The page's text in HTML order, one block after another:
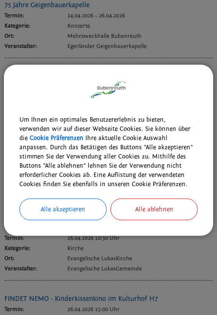
75 Jahre Geigenbauerkapelle
Termin: 24.04.2026 – 26.04.2026
Kategorie:
Konzerte
Ort:
Mehrzweckhalle Bubenreuth
Veranstalter:
Egerländer Geigenbauerkapelle
24.04.2026 von 12:00bis 13:30 Uhr
Verschiedenes
Birkenallee 60
Veranstalter:
Suppkultur
DAV - Querbeet-Wanderung
Termin:
26.04.2026
Kategorie:
Wanderungen
Nähere Auskünfte bei Barbara Willers.
Veranstalter:
DAV - Sektion Eger und Egerland
Konfirmation
Termin:
26.04.2026 10:30 Uhr
Kategorie:
Kirche
Ort:
Evangelische LukasKirche
Veranstalter:
Evangelische LukasGemeinde
FINDET NEMO - Kinderkissenkino im Kulturhof H7
Termin:
26.04.2026 15:00 Uhr
Um Ihnen ein optimales Benutzererlebnis zu bieten,
verwenden wir auf dieser Webseite Cookies. Sie können über
die Cookie Präferenzen Ihre aktuelle Cookie Auswahl
anpassen. Durch das Betätigen des Buttons "Alle akzeptieren"
stimmen Sie der Verwendung aller Cookies zu. Mithilfe des
Buttons "Alle ablehnen" lehnen Sie der Verwendung nicht
erforderlicher Cookies ab. Eine Auflistung der verwendeten
Cookies finden Sie ebenfalls in unseren Cookie Präferenzen.
Alle akzeptieren Alle ablehnen